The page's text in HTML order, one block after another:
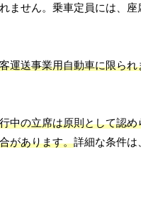
ません。乗車定員には、
運送事業用自動車に限られ
中の立席は原則として認
があります。詳細な条件は